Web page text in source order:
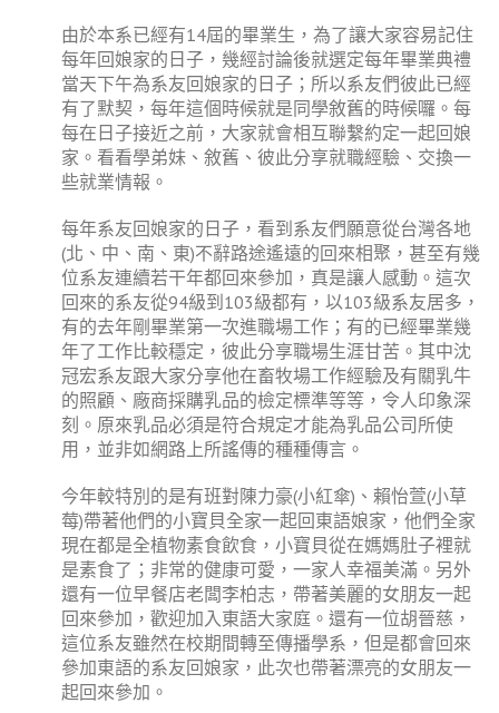
由於本系已經有14屆的畢業生，為了讓大家容易記住
每年回娘家的日子，幾經討論後就選定每年畢業典禮
當天下午為系友回娘家的日子；所以系友們彼此已經
有了默契，每年這個時候就是同學敘舊的時候囉。每
每在日子接近之前，大家就會相互聯繫約定一起回娘
家。看看學弟妹、敘舊、彼此分享就職經驗、交換一
些就業情報。
每年系友回娘家的日子，看到系友們願意從台灣各地
(北、中、南、東)不辭路途遙遠的回來相聚，甚至有幾
位系友連續若干年都回來參加，真是讓人感動。這次
回來的系友從94級到103級都有，以103級系友居多，
有的去年剛畢業第一次進職場工作；有的已經畢業幾
年了工作比較穩定，彼此分享職場生涯甘苦。其中沈
冠宏系友跟大家分享他在畜牧場工作經驗及有關乳牛
的照顧、廠商採購乳品的檢定標準等等，令人印象深
刻。原來乳品必須是符合規定才能為乳品公司所使
用，並非如網路上所謠傳的種種傳言。
今年較特別的是有班對陳力豪(小紅傘)、賴怡萱(小草
莓)帶著他們的小寶貝全家一起回東語娘家，他們全家
現在都是全植物素食飲食，小寶貝從在媽媽肚子裡就
是素食了；非常的健康可愛，一家人幸福美滿。另外
還有一位早餐店老闆李柏志，帶著美麗的女朋友一起
回來參加，歡迎加入東語大家庭。還有一位胡晉慈，
這位系友雖然在校期間轉至傳播學系，但是都會回來
參加東語的系友回娘家，此次也帶著漂亮的女朋友一
起回來參加。